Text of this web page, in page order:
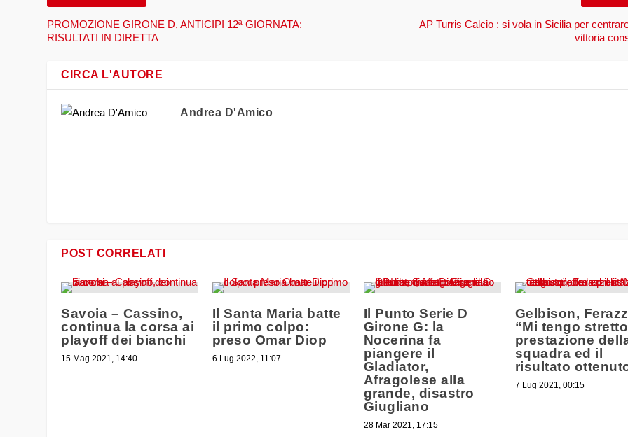
PROMOZIONE GIRONE D, ANTICIPI 12ª GIORNATA:
RISULTATI IN DIRETTA
AP Turris Calcio : si vola in Sicilia per
vittoria
CIRCA L'AUTORE
Andrea D'Amico
POST CORRELATI
Savoia – Cassino,
continua la corsa ai
playoff dei bianchi
15 Mag 2021, 14:40
Il Santa Maria batte
il primo colpo:
preso Omar Diop
6 Lug 2022, 11:07
Il Punto Serie D
Girone G: la
Nocerina fa
piangere il
Gladiator,
Afragolese alla
grande, disastro
Giugliano
28 Mar 2021, 17:15
Gelbison,
“Mi tengo
prestazione
squadra ed il
risultato
7 Lug 2021, 00:15